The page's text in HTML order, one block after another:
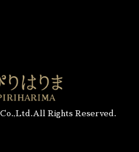
Rights Reserved.